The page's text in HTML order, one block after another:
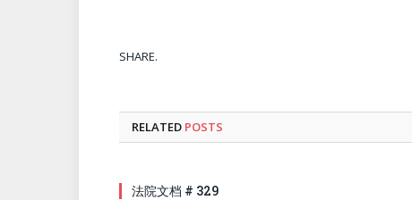
SHARE.
RELATED POSTS
法院文档 # 329